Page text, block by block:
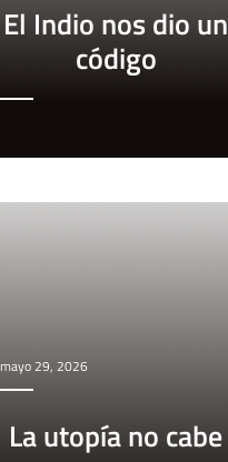
El Indio nos dio un
código
mayo 29, 2026
La utopía no cabe